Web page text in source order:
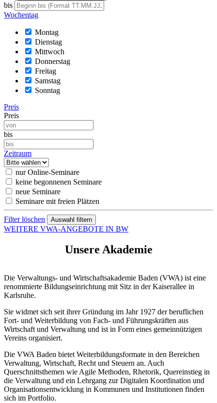
bis
Wochentag
Montag
Dienstag
Mittwoch
Donnerstag
Freitag
Samstag
Sonntag
Preis
Preis
bis
Zeitraum
nur Online-Seminare
keine begonnenen Seminare
neue Seminare
Seminare mit freien Plätzen
Filter löschen
WEITERE VWA-ANGEBOTE IN BW
Unsere Akademie
Die Verwaltungs- und Wirtschaftsakademie Baden (VWA) ist eine
renommierte Bildungseinrichtung mit Sitz in der Kaiserallee in
Karlsruhe.
Sie widmet sich seit ihrer Gründung im Jahr 1927 der beruflichen
Fort- und Weiterbildung von Fach- und Führungskräften aus
Wirtschaft und Verwaltung und ist in Form eines gemeinnützigen
Vereins organisiert.
Die VWA Baden bietet Weiterbildungsformate in den Bereichen
Verwaltung, Wirtschaft, Recht und Steuern an. Auch
Querschnittsthemen wie Agile Methoden, Rhetorik, Quereinstieg in
die Verwaltung und ein Lehrgang zur Digitalen Koordination und
Organisationsentwicklung in Kommunen und Institutionen finden
sich im Portfolio.